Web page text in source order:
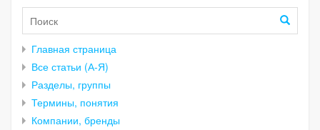
Главная страница
Все статьи (А-Я)
Разделы, группы
Термины, понятия
Компании, бренды